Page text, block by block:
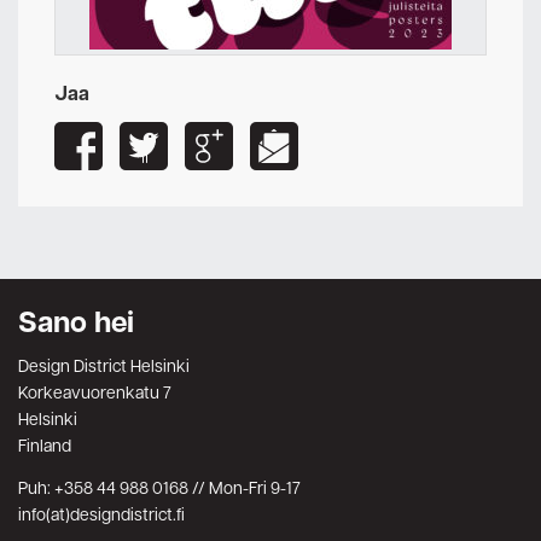
Jaa
Sano hei
Design District Helsinki
Korkeavuorenkatu 7
Helsinki
Finland
Puh: +358 44 988 0168 // Mon-Fri 9-17
info(at)designdistrict.fi